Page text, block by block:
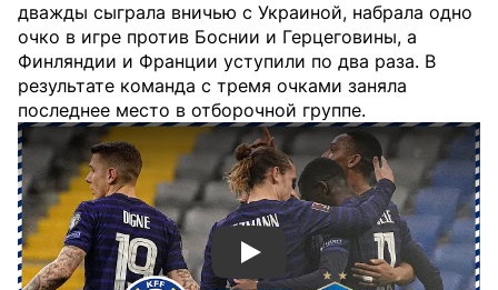
дважды сыграла вничью с Украиной, набрала одно
очко в игре против Боснии и Герцеговины, а
Финляндии и Франции уступили по два раза. В
результате команда с тремя очками заняла
последнее место в отборочной группе.
Смотреть видео YouTube